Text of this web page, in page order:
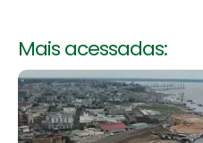
Mais acessadas: